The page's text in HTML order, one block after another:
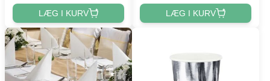
LÆG I KURV LÆG I KURV